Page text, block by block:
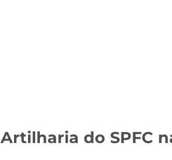
Artilharia do SPFC